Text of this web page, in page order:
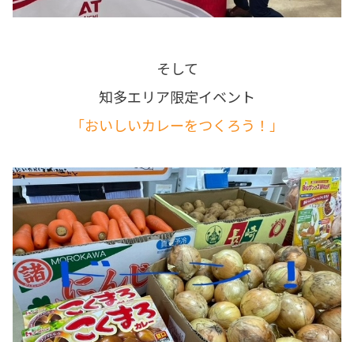
そして
知多エリア限定イベント
「おいしいカレーをつくろう！」